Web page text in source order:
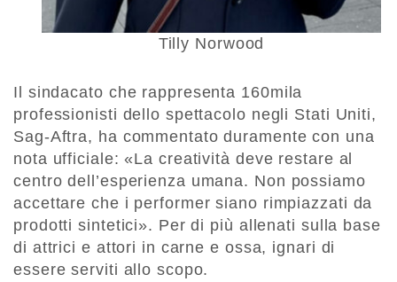
Tilly Norwood
Il sindacato che rappresenta 160mila
professionisti dello spettacolo negli Stati Uniti,
Sag-Aftra, ha commentato duramente con una
nota ufficiale: «La creatività deve restare al
centro dell’esperienza umana. Non possiamo
accettare che i performer siano rimpiazzati da
prodotti sintetici». Per di più allenati sulla base
di attrici e attori in carne e ossa, ignari di
essere serviti allo scopo.